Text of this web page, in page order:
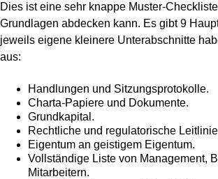
Dies ist eine sehr knappe Muster-
Grundlagen abdecken kann. Es gibt 9
jeweils eigene kleinere Unterabschnitte
aus:
Handlungen und Sitzungsprotokolle.
Charta-Papiere und Dokumente.
Grundkapital.
Rechtliche und regulatorische
Eigentum an geistigem Eigentum.
Vollständige Liste von Management,
Mitarbeitern.